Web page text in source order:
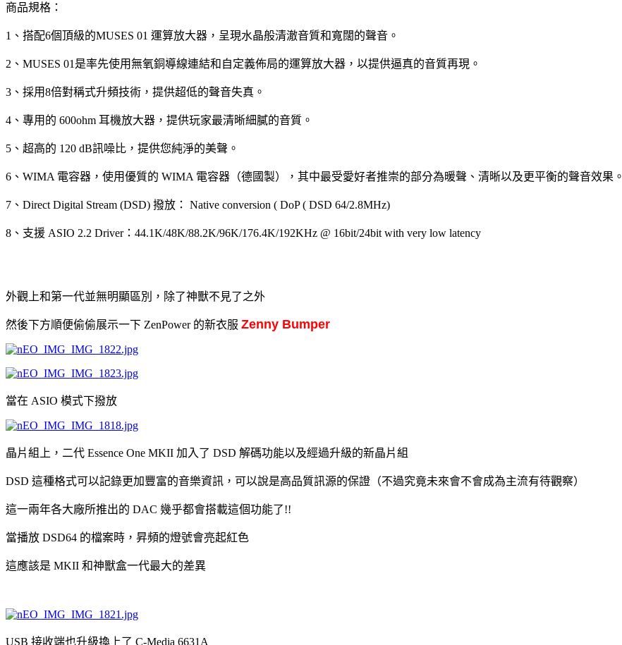
商品規格：
1、搭配6個頂級的MUSES 01 運算放大器，呈現水晶般清澈音質和寬闊的聲音。
2、MUSES 01是率先使用無氧銅導線連結和自定義佈局的運算放大器，以提供逼真的音質再現。
3、採用8倍對稱式升頻技術，提供超低的聲音失真。
4、專用的 600ohm 耳機放大器，提供玩家最清晰細膩的音質。
5、超高的 120 dB訊噪比，提供您純淨的美聲。
6、WIMA 電容器，使用優質的 WIMA 電容器（德國製），其中最受愛好者推崇的部分為暖聲、清晰以及更平衡的聲音效果。
7、Direct Digital Stream (DSD) 撥放： Native conversion ( DoP ( DSD 64/2.8MHz)
8、支援 ASIO 2.2 Driver：44.1K/48K/88.2K/96K/176.4K/192KHz @ 16bit/24bit with very low latency
外觀上和第一代並無明顯區別，除了神獸不見了之外
然後下方順便偷偷展示一下 ZenPower 的新衣服 Zenny Bumper
當在 ASIO 模式下撥放
晶片組上，二代 Essence One MKII 加入了 DSD 解碼功能以及經過升級的新晶片組
DSD 這種格式可以記錄更加豐富的音樂資訊，可以說是高品質訊源的保證（不過究竟未來會不會成為主流有待觀察）
這一兩年各大廠所推出的 DAC 幾乎都會搭載這個功能了!!
當播放 DSD64 的檔案時，昇頻的燈號會亮起紅色
這應該是 MKII 和神獸盒一代最大的差異
USB 接收端也升級換上了 C-Media 6631A